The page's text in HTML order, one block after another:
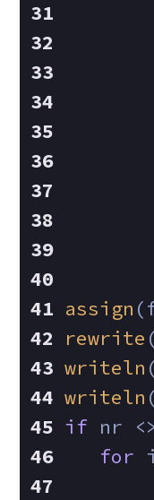
assign
rewrite
writeln
writeln
if nr <>
for